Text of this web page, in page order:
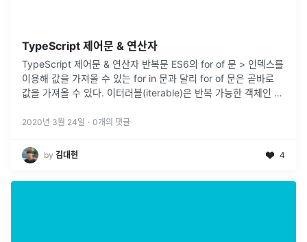
TypeScript 제어문 & 연산자
TypeScript 제어문 & 연산자 반복문 ES6의 for of 문 > 인덱스를
이용해 값을 가져올 수 있는 for in 문과 달리 for of 문은 곧바로
값을 가져올 수 있다. 이터러블(iterable)은 반복 가능한 객체인 배
2020년 3월 24일 · 0개의 댓글
by 김대현 4